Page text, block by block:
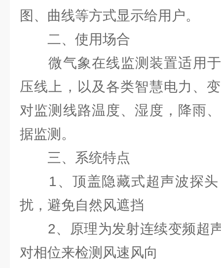
图、曲线等方式显示给用户。
二、使用场合
微气象在线监测装置适用于
压线上，以及各类智慧电力、
对监测线路温度、湿度，降雨
据监测。
三、系统特点
1、顶盖隐藏式超声波探头
扰，避免自然风遮挡
2、原理为发射连续变频超
对相位来检测风速风向